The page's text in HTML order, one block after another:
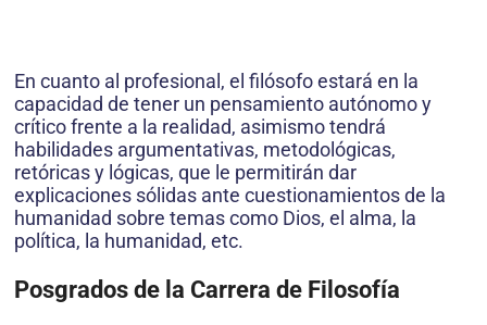
En cuanto al profesional, el filósofo estará en la
capacidad de tener un pensamiento autónomo y
crítico frente a la realidad, asimismo tendrá
habilidades argumentativas, metodológicas,
retóricas y lógicas, que le permitirán dar
explicaciones sólidas ante cuestionamientos de la
humanidad sobre temas como Dios, el alma, la
política, la humanidad, etc.
Posgrados de la Carrera de Filosofía